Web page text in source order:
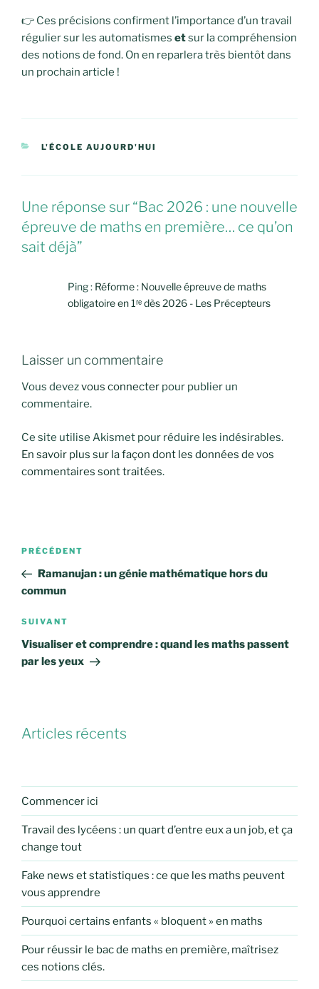
👉 Ces précisions confirment l’importance d’un travail
régulier sur les automatismes etsur la compréhension
des notions de fond. On en reparlera très bientôt dans
un prochain article !
CATÉGORIES
L'ÉCOLE AUJOURD'HUI
Une réponse sur “Bac 2026 : une nouvelle
épreuve de maths en première… ce qu’on
sait déjà”
Ping : Réforme : Nouvelle épreuve de maths
obligatoire en 1ʳᵉ dès 2026 - Les Précepteurs
Laisser un commentaire
Vous devezvous connecter pour publier un
commentaire.
Ce site utilise Akismet pour réduire les indésirables.
En savoir plus sur la façon dont les données de vos
commentaires sont traitées.
Navigation
l’article
Article
précédent
PRÉCÉDENT
Ramanujan : un génie mathématique hors du
commun
Article
suivant
SUIVANT
Visualiser et comprendre : quand les maths passent
par les yeux
Articles récents
Commencer ici
Travail des lycéens : un quart d’entre eux a un job, et ça
change tout
Fake news et statistiques : ce que les maths peuvent
vous apprendre
Pourquoi certains enfants « bloquent » en maths
Pour réussir le bac de maths en première, maîtrisez
ces notions clés.